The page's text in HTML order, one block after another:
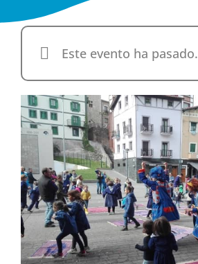
Este evento ha pasado.